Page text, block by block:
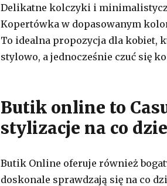
Delikatne kolczyki i
Kopertówka w dopasowanym
To idealna propozycja dla kobiet,
stylowo, a jednocześnie czuć się
Butik online to
stylizacje na co
Butik Online oferuje również
doskonale sprawdzają się na co